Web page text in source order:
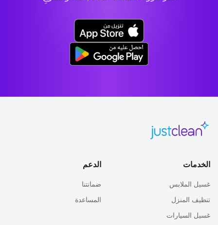
الخدمات
غسيل الملابس
تنظيف المنزل
غسيل السيارات
الدعم
ضمانتنا
المساعدة